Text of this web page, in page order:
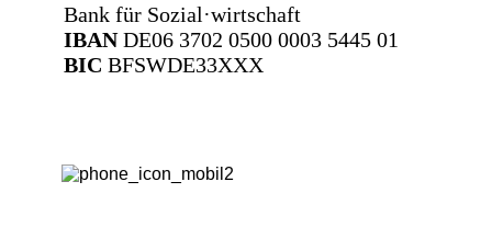
Bank für Sozial·wirtschaft
IBANDE06 3702 0500 0003 5445 01
BIC BFSWDE33XXX